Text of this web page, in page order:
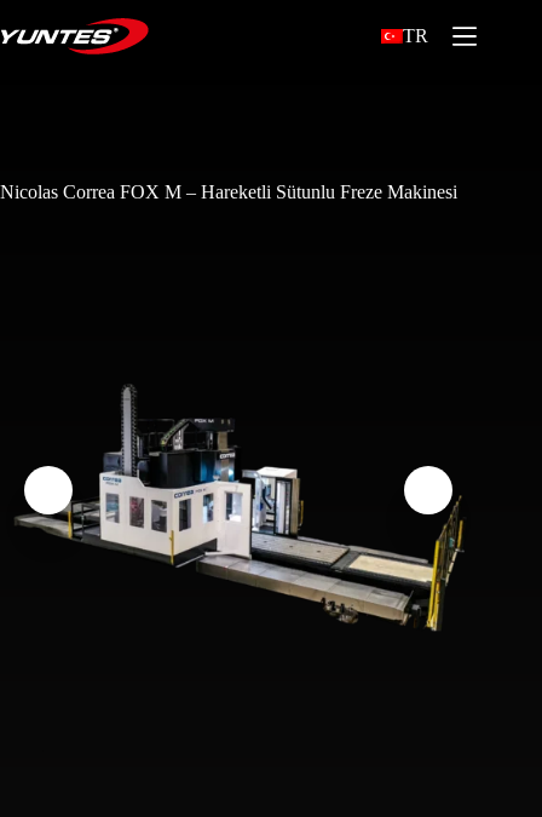
TR
Nicolas Correa FOX M – Hareketli Sütunlu Freze Makinesi